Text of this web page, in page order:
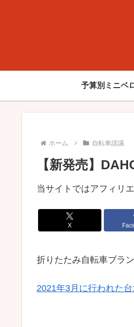
予算別ミニベ
ホーム 自転車談議
【新発売】
当サイトではアフィリ
X
折りたたみ自転車ブラ
2021年3月に行われた